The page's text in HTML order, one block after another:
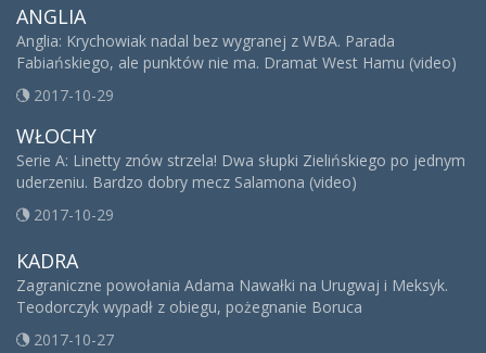
ANGLIA
Anglia: Krychowiak nadal bez wygranej z WBA. Parada
Fabiańskiego, ale punktów nie ma. Dramat West Hamu (video)
2017-10-29
WŁOCHY
Serie A: Linetty znów strzela! Dwa słupki Zielińskiego po jednym
uderzeniu. Bardzo dobry mecz Salamona (video)
2017-10-29
KADRA
Zagraniczne powołania Adama Nawałki na Urugwaj i Meksyk.
Teodorczyk wypadł z obiegu, pożegnanie Boruca
2017-10-27